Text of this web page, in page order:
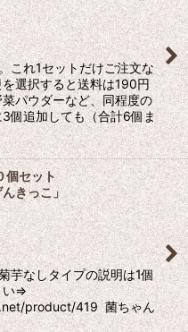
これ1セットだけご注文な
選択すると送料は190円
パウダーなど、同程度の
個追加しても（合計6個ま
個セット
きっこ」
芋なしタイプの説明は1個
さい⇒
product/419 菌ちゃん